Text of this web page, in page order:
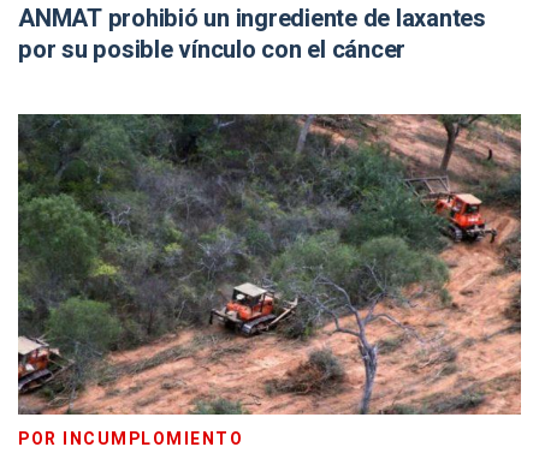
ANMAT prohibió un ingrediente de laxantes
por su posible vínculo con el cáncer
POR INCUMPLOMIENTO